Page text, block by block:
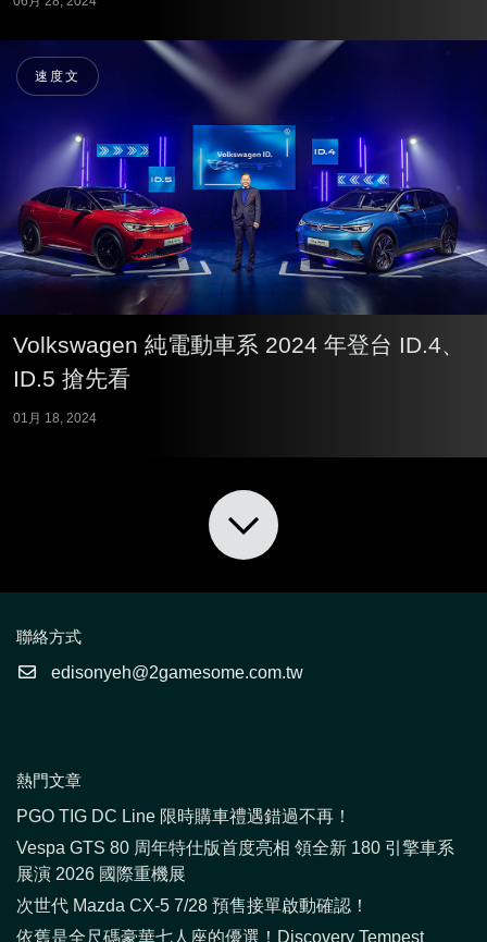
速度文
Volkswagen 純電動車系 2024 年登台 ID.4、
ID.5 搶先看
01月 18, 2024
聯絡方式
edisonyeh@2gamesome.com.tw
熱門文章
PGO TIG DC Line 限時購車禮遇錯過不再！
Vespa GTS 80 周年特仕版首度亮相 領全新 180 引擎車系
展演 2026 國際重機展
次世代 Mazda CX-5 7/28 預售接單啟動確認！
依舊是全尺碼豪華七人座的優選！Discovery Tempest